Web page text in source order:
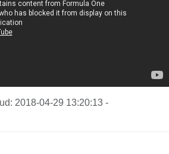
2018-04-29 13:20:13 -